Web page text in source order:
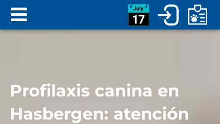
Profilaxis canina en
Hasbergen: atención